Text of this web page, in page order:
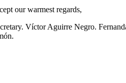
our warmest regards,
Víctor Aguirre Negro.